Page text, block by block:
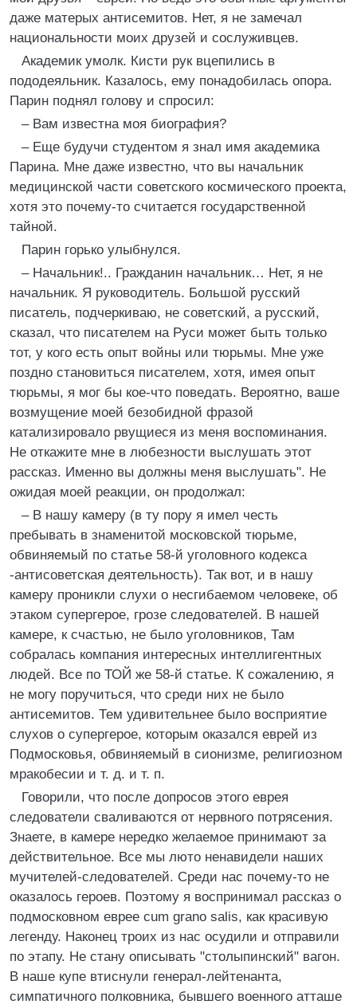
даже матерых антисемитов. Нет, я не замечал
национальности моих друзей и сослуживцев.
Академик умолк. Кисти рук вцепились в
пододеяльник. Казалось, ему понадобилась опора.
Парин поднял голову и спросил:
– Вам известна моя биография?
– Еще будучи студентом я знал имя академика
Парина. Мне даже известно, что вы начальник
медицинской части советского космического проекта,
хотя это почему-то считается государственной
тайной.
Парин горько улыбнулся.
– Начальник!.. Гражданин начальник… Нет, я не
начальник. Я руководитель. Большой русский
писатель, подчеркиваю, не советский, а русский,
сказал, что писателем на Руси может быть только
тот, у кого есть опыт войны или тюрьмы. Мне уже
поздно становиться писателем, хотя, имея опыт
тюрьмы, я мог бы кое-что поведать. Вероятно, ваше
возмущение моей безобидной фразой
катализировало рвущиеся из меня воспоминания.
Не откажите мне в любезности выслушать этот
рассказ. Именно вы должны меня выслушать". Не
ожидая моей реакции, он продолжал:
– В нашу камеру (в ту пору я имел честь
пребывать в знаменитой московской тюрьме,
обвиняемый по статье 58-й уголовного кодекса
-антисоветская деятельность). Так вот, и в нашу
камеру проникли слухи о несгибаемом человеке, об
этаком супергерое, грозе следователей. В нашей
камере, к счастью, не было уголовников, Там
собралась компания интересных интеллигентных
людей. Все по ТОЙ же 58-й статье. К сожалению, я
не могу поручиться, что среди них не было
антисемитов. Тем удивительнее было восприятие
слухов о супергерое, которым оказался еврей из
Подмосковья, обвиняемый в сионизме, религиозном
мракобесии и т. д. и т. п.
Говорили, что после допросов этого еврея
следователи сваливаются от нервного потрясения.
Знаете, в камере нередко желаемое принимают за
действительное. Все мы люто ненавидели наших
мучителей-следователей. Среди нас почему-то не
оказалось героев. Поэтому я воспринимал рассказ о
подмосковном еврее cum grano salis, как красивую
легенду. Наконец троих из нас осудили и отправили
по этапу. Не стану описывать "столыпинский" вагон.
В наше купе втиснули генерал-лейтенанта,
симпатичного полковника, бывшего военного атташе